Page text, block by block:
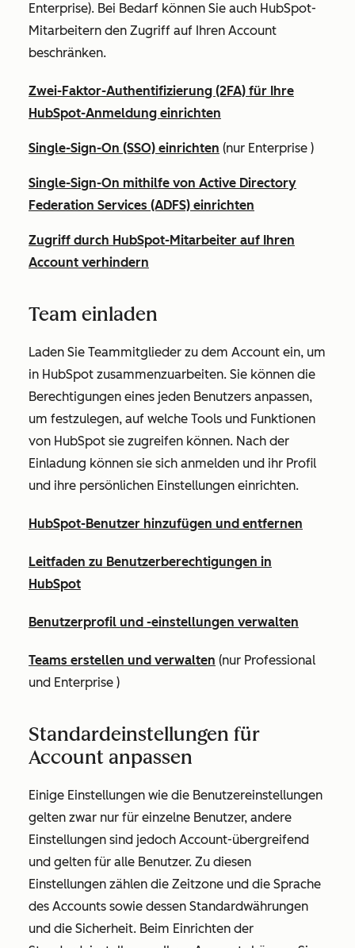
Enterprise). Bei Bedarf können Sie auch HubSpot-
Mitarbeitern den Zugriff auf Ihren Account
beschränken.
Zwei-Faktor-Authentifizierung (2FA) für Ihre
HubSpot-Anmeldung einrichten
Single-Sign-On (SSO) einrichten (nur Enterprise )
Single-Sign-On mithilfe von Active Directory
Federation Services (ADFS) einrichten
Zugriff durch HubSpot-Mitarbeiter auf Ihren
Account verhindern
Team einladen
Laden Sie Teammitglieder zu dem Account ein, um
in HubSpot zusammenzuarbeiten. Sie können die
Berechtigungen eines jeden Benutzers anpassen,
um festzulegen, auf welche Tools und Funktionen
von HubSpot sie zugreifen können. Nach der
Einladung können sie sich anmelden und ihr Profil
und ihre persönlichen Einstellungen einrichten.
HubSpot-Benutzer hinzufügen und entfernen
Leitfaden zu Benutzerberechtigungen in
HubSpot
Benutzerprofil und -einstellungen verwalten
Teams erstellen und verwalten (nur Professional
und Enterprise )
Standardeinstellungen für
Account anpassen
Einige Einstellungen wie die Benutzereinstellungen
gelten zwar nur für einzelne Benutzer, andere
Einstellungen sind jedoch Account-übergreifend
und gelten für alle Benutzer. Zu diesen
Einstellungen zählen die Zeitzone und die Sprache
des Accounts sowie dessen Standardwährungen
und die Sicherheit. Beim Einrichten der